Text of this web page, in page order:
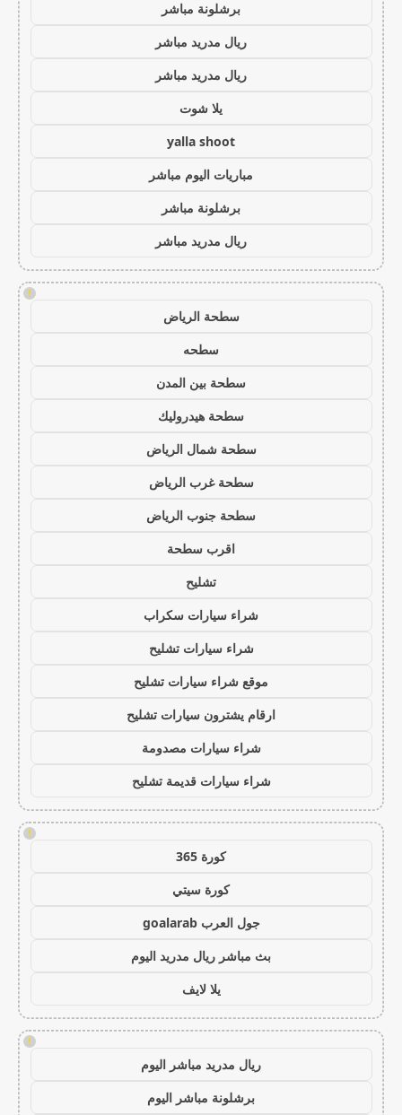
برشلونة مباشر
ريال مدريد مباشر
ريال مدريد مباشر
يلا شوت
yalla shoot
مباريات اليوم مباشر
برشلونة مباشر
ريال مدريد مباشر
!
سطحة الرياض
سطحه
سطحة بين المدن
سطحة هيدروليك
سطحة شمال الرياض
سطحة غرب الرياض
سطحة جنوب الرياض
اقرب سطحة
تشليح
شراء سيارات سكراب
شراء سيارات تشليح
موقع شراء سيارات تشليح
ارقام يشترون سيارات تشليح
شراء سيارات مصدومة
شراء سيارات قديمة تشليح
!
كورة 365
كورة سيتي
جول العرب goalarab
بث مباشر ريال مدريد اليوم
يلا لايف
!
ريال مدريد مباشر اليوم
برشلونة مباشر اليوم